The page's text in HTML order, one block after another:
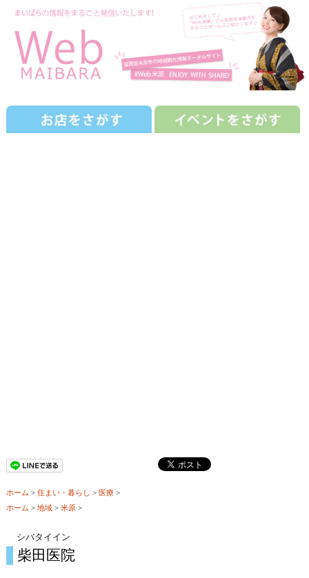
ホーム > 住まい・暮らし > 医療>
ホーム > 地域> 米原>
シバタイイン
柴田医院